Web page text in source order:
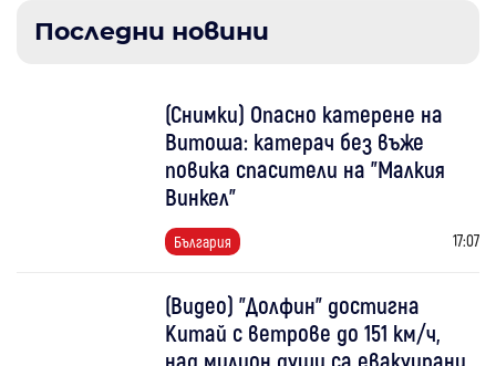
Последни новини
(Снимки) Опасно катерене на
Витоша: катерач без въже
повика спасители на "Малкия
Винкел"
България 17:07
(Видео) "Долфин" достигна
Китай с ветрове до 151 км/ч,
над милион души са евакуирани